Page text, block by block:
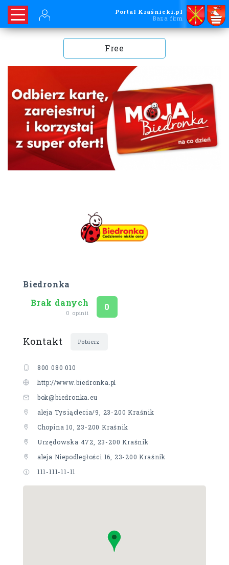
Portal Kraśnicki.pl
Baza firm
Free
Biedronka
Brak danych
0 opinii
Ocena
0
Kontakt Pobierz
800 080 010
http://www.biedronka.pl
bok@biedronka.eu
aleja Tysiąclecia/9, 23-200 Kraśnik
Chopina 10, 23-200 Kraśnik
Urzędowska 472, 23-200 Kraśnik
aleja Niepodległości 16, 23-200 Kraśnik
111-111-11-11